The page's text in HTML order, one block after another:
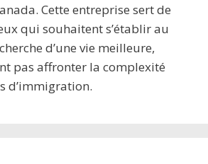
Cette entreprise sert de
qui souhaitent s’établir au
d’une vie meilleure,
pas affronter la complexité
d’immigration.